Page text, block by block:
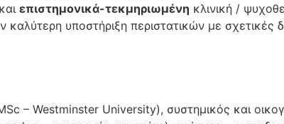
επιστημονικά-τεκμηριωμένη κλινική /
καλύτερη υποστήριξη περιστατικών με σχετικές
– Westminster University), συστημικός και